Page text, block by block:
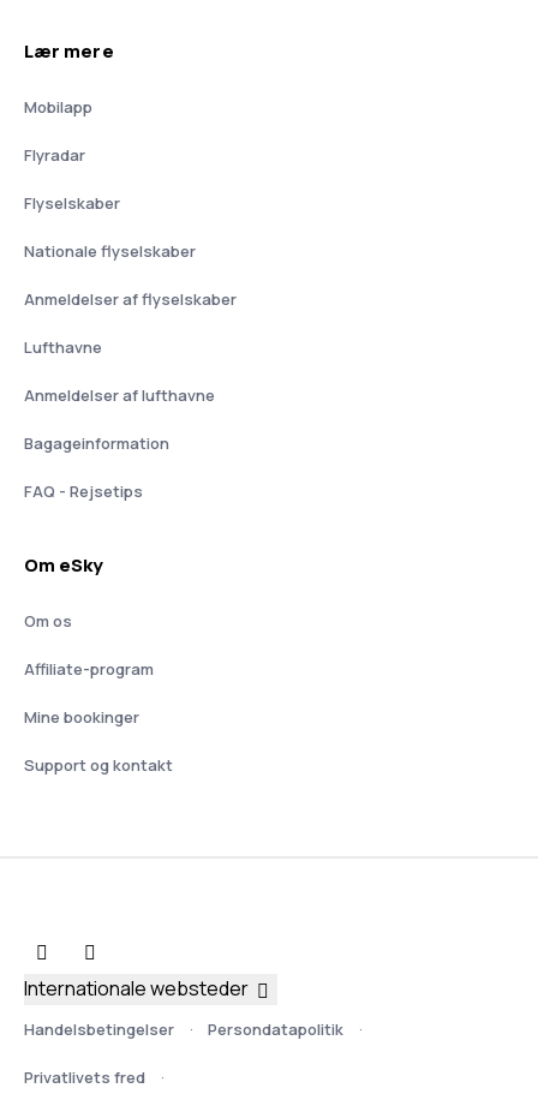
Lær mere
Mobilapp
Flyradar
Flyselskaber
Nationale flyselskaber
Anmeldelser af flyselskaber
Lufthavne
Anmeldelser af lufthavne
Bagageinformation
FAQ - Rejsetips
Om eSky
Om os
Affiliate-program
Mine bookinger
Support og kontakt
Handelsbetingelser Persondatapolitik
Privatlivets fred
Internationale websteder